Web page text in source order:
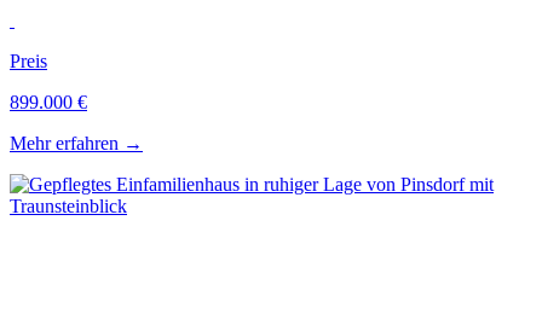
Preis
899.000 €
Mehr erfahren →